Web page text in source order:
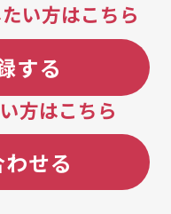
ス
ャ
ー
コ
生
ク
ッ
い方はこちら
する
方はこちら
せる